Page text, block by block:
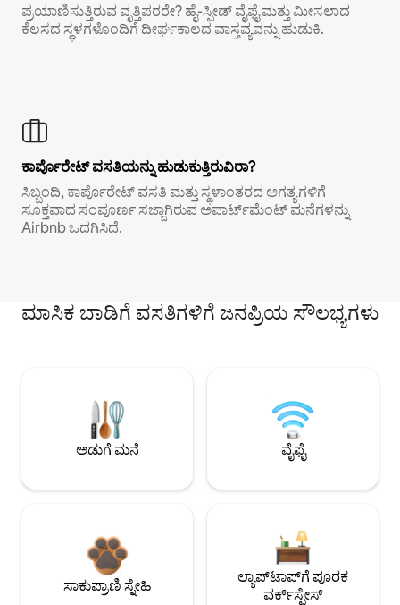
ಪ್ರಯಾಣಿಸುತ್ತಿರುವ ವೃತ್ತಿಪರರೇ? ಹೈ-ಸ್ಪೀಡ್ ವೈಫೈ ಮತ್ತು ಮೀಸಲಾದ
ಕೆಲಸದ ಸ್ಥಳಗಳೊಂದಿಗೆ ದೀರ್ಘಕಾಲದ ವಾಸ್ತವ್ಯವನ್ನು ಹುಡುಕಿ.
ಕಾರ್ಪೊರೇಟ್ ವಸತಿಯನ್ನು ಹುಡುಕುತ್ತಿರುವಿರಾ?
ಸಿಬ್ಬಂದಿ, ಕಾರ್ಪೊರೇಟ್ ವಸತಿ ಮತ್ತು ಸ್ಥಳಾಂತರದ ಅಗತ್ಯಗಳಿಗೆ
ಸೂಕ್ತವಾದ ಸಂಪೂರ್ಣ ಸಜ್ಜಾಗಿರುವ ಅಪಾರ್ಟ್‌ಮೆಂಟ್ ಮನೆಗಳನ್ನು
Airbnb ಒದಗಿಸಿದೆ.
ಮಾಸಿಕ ಬಾಡಿಗೆ ವಸತಿಗಳಿಗೆ ಜನಪ್ರಿಯ ಸೌಲಭ್ಯಗಳು
ಅಡುಗೆ ಮನೆ ವೈಫೈ
ಸಾಕುಪ್ರಾಣಿ ಸ್ನೇಹಿ
ಲ್ಯಾಪ್‌ಟಾಪ್‌ಗೆ ಪೂರಕ
ವರ್ಕ್‌ಸ್ಪೇಸ್